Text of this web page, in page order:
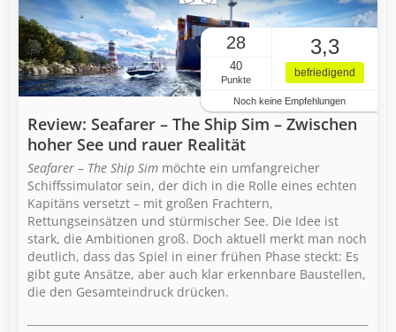
28
40
Punkte
3,3
befriedigend
Noch keine Empfehlungen
Review: Seafarer – The Ship Sim – Zwischen
hoher See und rauer Realität
Seafarer – The Ship Sim möchte ein umfangreicher
Schiffssimulator sein, der dich in die Rolle eines echten
Kapitäns versetzt – mit großen Frachtern,
Rettungseinsätzen und stürmischer See. Die Idee ist
stark, die Ambitionen groß. Doch aktuell merkt man noch
deutlich, dass das Spiel in einer frühen Phase steckt: Es
gibt gute Ansätze, aber auch klar erkennbare Baustellen,
die den Gesamteindruck drücken.